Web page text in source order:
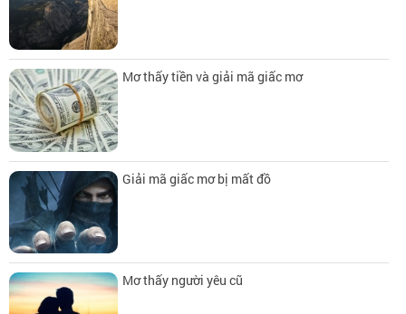
Mơ thấy tiền và giải mã giấc mơ
Giải mã giấc mơ bị mất đồ
Mơ thấy người yêu cũ